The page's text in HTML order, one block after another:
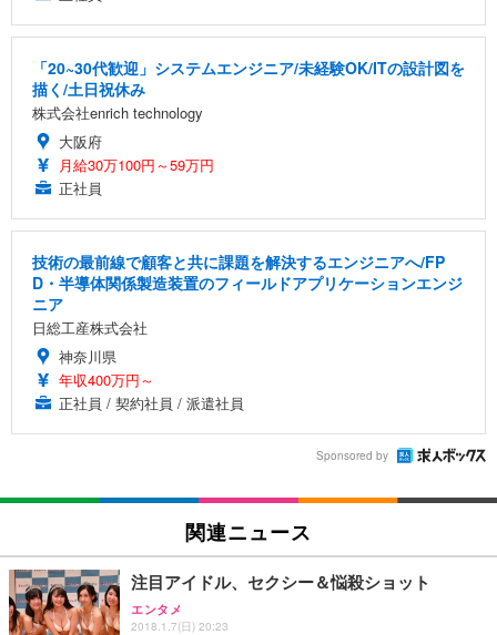
「20~30代歓迎」システムエンジニア/未経験OK/ITの設計図を
描く/土日祝休み
株式会社enrich technology
大阪府
月給30万100円～59万円
正社員
技術の最前線で顧客と共に課題を解決するエンジニアへ/FP
D・半導体関係製造装置のフィールドアプリケーションエンジ
ニア
日総工産株式会社
神奈川県
年収400万円～
正社員 / 契約社員 / 派遣社員
Sponsored by
関連ニュース
注目アイドル、セクシー＆悩殺ショット
エンタメ
2018.1.7(日) 20:23